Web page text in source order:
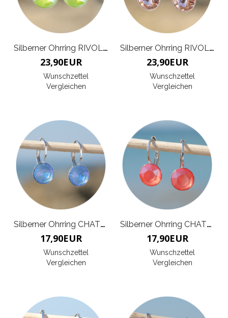
Silberner Ohrring RIVOLI K
23,90EUR
Wunschzettel
Vergleichen
Silberner Ohrring RIVOLI K
23,90EUR
Wunschzettel
Vergleichen
Silberner Ohrring CHATON
17,90EUR
Wunschzettel
Vergleichen
Silberner Ohrring CHATON
17,90EUR
Wunschzettel
Vergleichen